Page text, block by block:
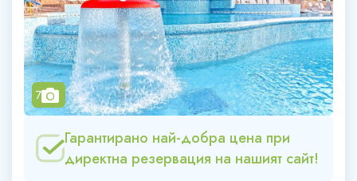
7camera
Гарантирано най-добра цена при
директна резервация на нашият сайт!